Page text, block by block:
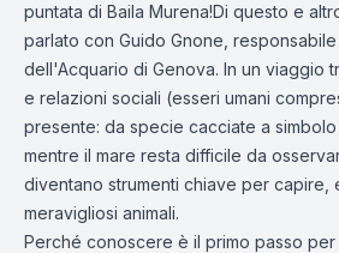
puntata di Baila Murena!Di questo e
parlato con Guido Gnone,
dell'Acquario di Genova. In un viaggio
e relazioni sociali (esseri umani
presente: da specie cacciate a
mentre il mare resta difficile da
diventano strumenti chiave per capire,
meravigliosi animali.
Perché conoscere è il primo passo per